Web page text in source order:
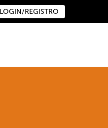
LOGIN/REGISTRO